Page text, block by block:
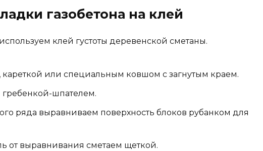
газобетона на клей
клей густоты деревенской сметаны.
или специальным ковшом с загнутым краем.
шпателем.
ряда выравниваем поверхность блоков рубанком для
от выравнивания сметаем щеткой.